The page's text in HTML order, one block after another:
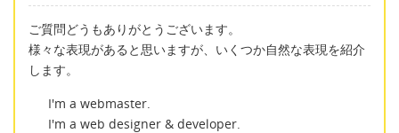
ご質問どうもありがとうございます。
様々な表現があると思いますが、いくつか自然な表現を紹介
します。
I'm a webmaster.
I'm a web designer & developer.